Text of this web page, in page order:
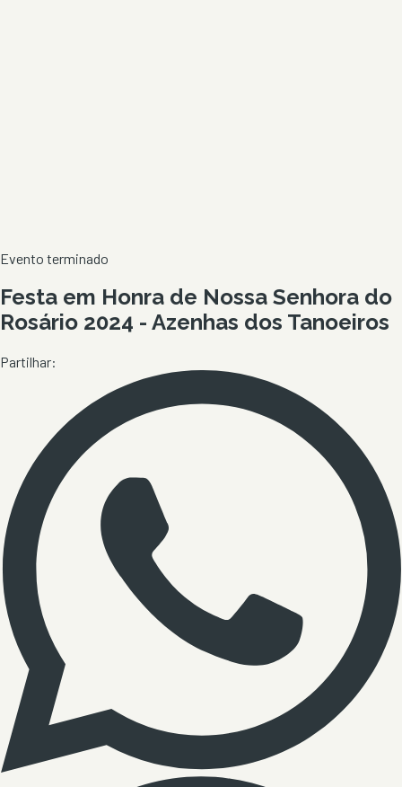
Evento terminado
Festa em Honra de Nossa Senhora do
Rosário 2024 - Azenhas dos Tanoeiros
Partilhar: